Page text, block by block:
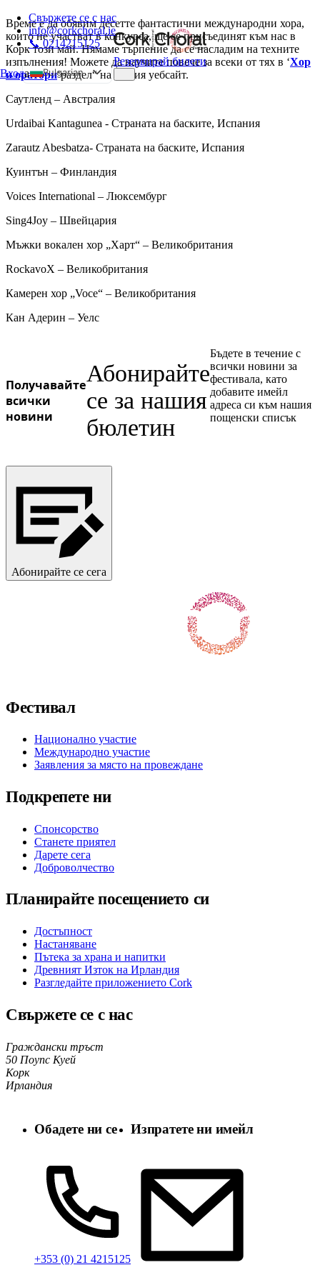
Свържете се с нас
info@corkchoral.ie
📞 0214215125
Входа
Bulgarian
English
German
Greek
Spanish
Estonian
Italian
Polish
Portuguese
Резервирай билети
Време е да обявим десетте фантастични международни хора,
които не участват в конкурса, ще се присъединят към нас в
Корк този май. Нямаме търпение да се насладим на техните
изпълнения! Можете да научите повече за всеки от тях в ‘Хор
и оратори‘раздел“ на нашия уебсайт.
Саутленд – Австралия
Urdaibai Kantagunea - Страната на баските, Испания
Zarautz Abesbatza- Страната на баските, Испания
Куинтън – Финландия
Voices International – Люксембург
Sing4Joy – Швейцария
Мъжки вокален хор „Харт“ – Великобритания
RockavoX – Великобритания
Камерен хор „Voce“ – Великобритания
Кан Адерин – Уелс
Получавайте
всички
новини
Абонирайте
се за нашия
бюлетин
Бъдете в течение с
всички новини за
фестивала, като
добавите имейл
адреса си към нашия
пощенски списък
Абонирайте се сега
Фестивал
Национално участие
Международно участие
Заявления за място на провеждане
Подкрепете ни
Спонсорство
Станете приятел
Дарете сега
Доброволчество
Планирайте посещението си
Достъпност
Настаняване
Пътека за храна и напитки
Древният Изток на Ирландия
Разгледайте приложението Cork
Свържете се с нас
Граждански тръст
50 Поупс Куей
Корк
Ирландия
Обадете ни се
+353 (0) 21 4215125
Изпратете ни имейл